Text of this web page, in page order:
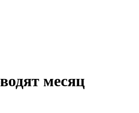
месяц